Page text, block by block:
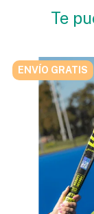
Te
ENVÍO GRATIS